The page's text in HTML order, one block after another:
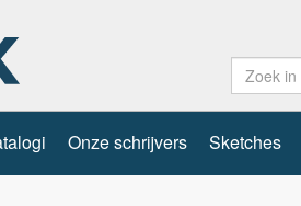
Onze schrijvers Sketches